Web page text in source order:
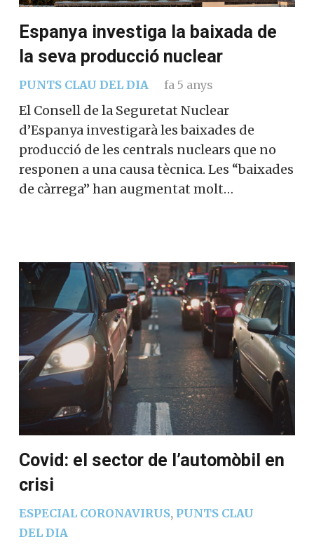
Espanya investiga la baixada de
la seva producció nuclear
PUNTS CLAU DEL DIA fa 5 anys
El Consell de la Seguretat Nuclear
d’Espanya investigarà les baixades de
producció de les centrals nuclears que no
responen a una causa tècnica. Les “baixades
de càrrega” han augmentat molt…
Covid: el sector de l’automòbil en
crisi
ESPECIAL CORONAVIRUS, PUNTS CLAU
DEL DIA